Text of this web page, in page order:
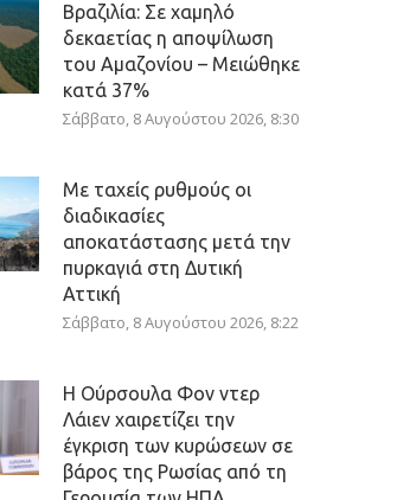
Βραζιλία: Σε χαμηλό
δεκαετίας η αποψίλωση
του Αμαζονίου – Μειώθηκε
κατά 37%
Σάββατο, 8 Αυγούστου 2026, 8:30
Με ταχείς ρυθμούς οι
διαδικασίες
αποκατάστασης μετά την
πυρκαγιά στη Δυτική
Αττική
Σάββατο, 8 Αυγούστου 2026, 8:22
Η Ούρσουλα Φον ντερ
Λάιεν χαιρετίζει την
έγκριση των κυρώσεων σε
βάρος της Ρωσίας από τη